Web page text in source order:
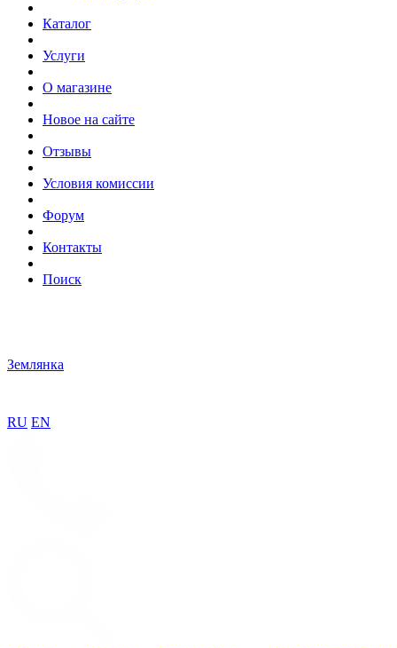
Каталог
Услуги
О магазине
Новое на сайте
Отзывы
Условия комиссии
Форум
Контакты
Поиск
Землянка
RU EN